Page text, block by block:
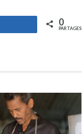
0
PARTAGES